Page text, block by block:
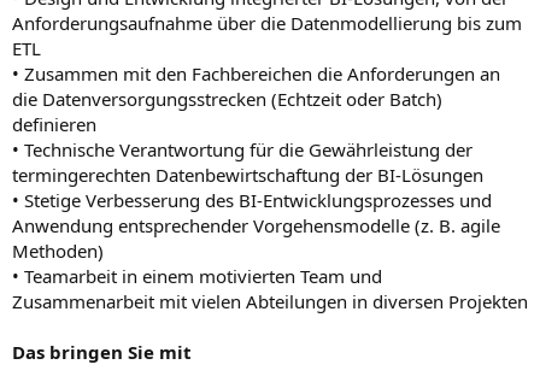
Anforderungsaufnahme über die Datenmodellierung bis zum
ETL
• Zusammen mit den Fachbereichen die Anforderungen an
die Datenversorgungsstrecken (Echtzeit oder Batch)
definieren
• Technische Verantwortung für die Gewährleistung der
termingerechten Datenbewirtschaftung der BI-Lösungen
• Stetige Verbesserung des BI-Entwicklungsprozesses und
Anwendung entsprechender Vorgehensmodelle (z. B. agile
Methoden)
• Teamarbeit in einem motivierten Team und
Zusammenarbeit mit vielen Abteilungen in diversen Projekten
Das bringen Sie mit